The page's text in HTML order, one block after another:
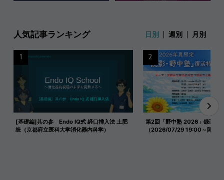
人気記事ランキング 日別 週別 月別
[基礎編]其の参 Endo IQ式 経口挿入法 土肥
統（京都府立医科大学消化器内科学）
1
第2回「野中塾 2026」録画映
（2026/07/29 19:00～開催）
2